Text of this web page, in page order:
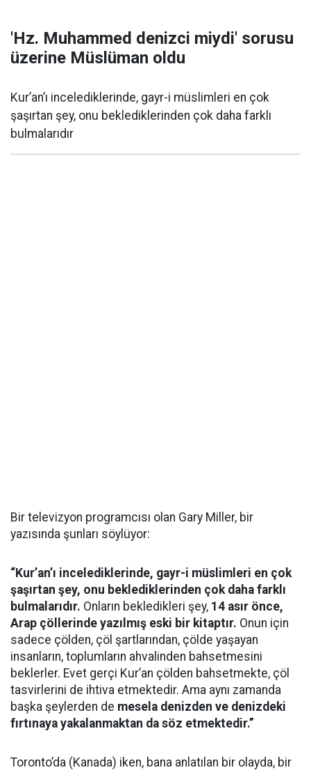
'Hz. Muhammed denizci miydi' sorusu
üzerine Müslüman oldu
Kur’an’ı incelediklerinde, gayr-i müslimleri en çok
şaşırtan şey, onu beklediklerinden çok daha farklı
bulmalarıdır
Bir televizyon programcısı olan Gary Miller, bir
yazısında şunları söylüyor:
“Kur’an’ı incelediklerinde, gayr-i müslimleri en çok
şaşırtan şey, onu beklediklerinden çok daha farklı
bulmalarıdır. Onların bekledikleri şey, 14 asır önce,
Arap çöllerinde yazılmış eski bir kitaptır. Onun için
sadece çölden, çöl şartlarından, çölde yaşayan
insanların, toplumların ahvalinden bahsetmesini
beklerler. Evet gerçi Kur’an çölden bahsetmekte, çöl
tasvirlerini de ihtiva etmektedir. Ama aynı zamanda
başka şeylerden de mesela denizden ve denizdeki
fırtınaya yakalanmaktan da söz etmektedir.”
Toronto’da (Kanada) iken, bana anlatılan bir olayda, bir